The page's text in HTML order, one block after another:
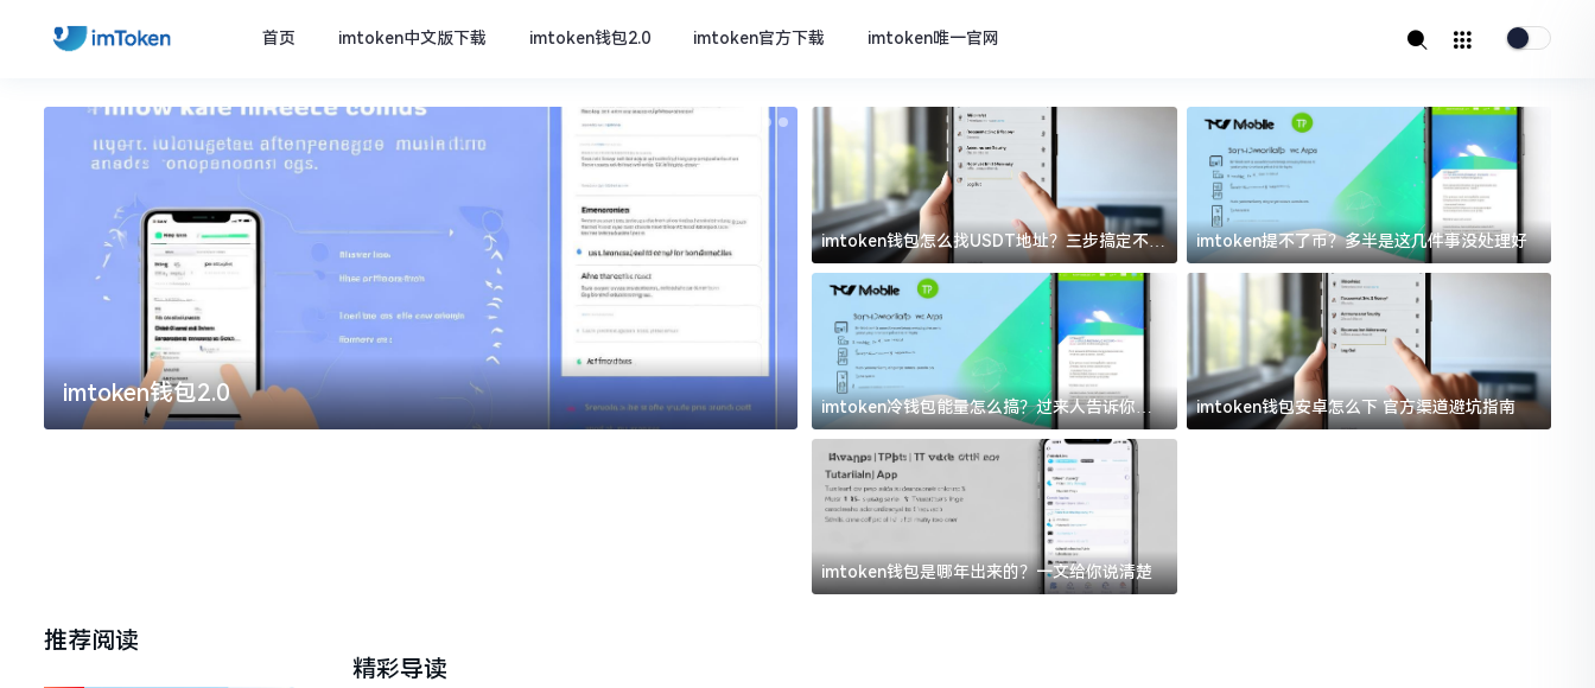
首页 imtoken中文版下载 imtoken钱包2.0 imtoken官方下载 imtoken唯一官网
imtoken钱包2.0 imtoken官方下载
imtoken钱包怎么找USDT地址？三步搞定不踩
坑
imtoken提不了币？多半是这几件事没处理好
imtoken冷钱包能量怎么搞？过来人告诉你门
道
imtoken钱包安卓怎么下 官方渠道避坑指南
imtoken钱包是哪年出来的？一文给你说清楚
推荐阅读
精彩导读